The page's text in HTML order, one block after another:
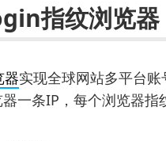
指纹浏览器
器实现全球网站多平台
一条IP，每个浏览器指